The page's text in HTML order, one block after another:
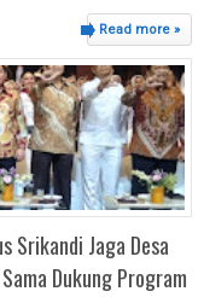
Read more »
Srikandi Jaga Desa
Dukung Program